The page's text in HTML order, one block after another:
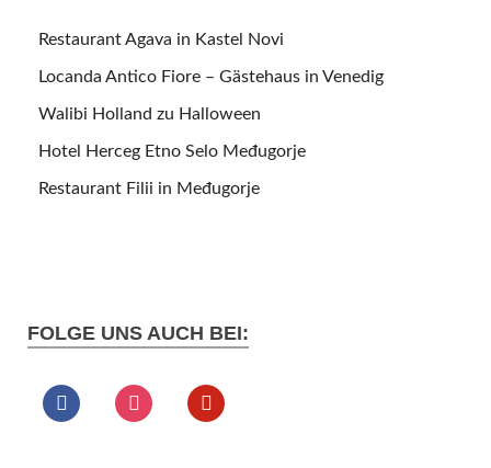
Restaurant Agava in Kastel Novi
Locanda Antico Fiore – Gästehaus in Venedig
Walibi Holland zu Halloween
Hotel Herceg Etno Selo Međugorje
Restaurant Filii in Međugorje
FOLGE UNS AUCH BEI: